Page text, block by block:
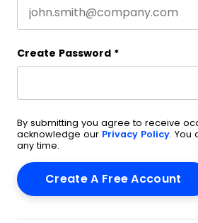
Create Password *
By submitting you agree to receive
acknowledge our Privacy Policy. You
any time.